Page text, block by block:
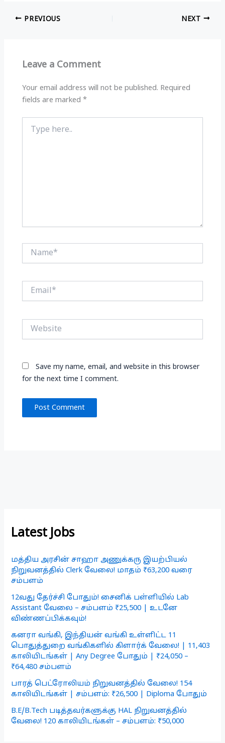
at
s
p
e
g
m o
k
PREVIOUS NEXT
Leave a Comment
Your email address will not be published. Required
fields are marked*
here..
Name*
Email*
Website
Save my name, email, and website in this browser
for the next time I comment.
Latest Jobs
மத்திய அரசின் சாஹா அணுக்கரு இயற்பியல்
நிறுவனத்தில் Clerk வேலை! மாதம் ₹63,200 வரை
சம்பளம்
12வது தேர்ச்சி போதும்! சைனிக் பள்ளியில் Lab
Assistant வேலை – சம்பளம் ₹25,500 | உடனே
விண்ணப்பிக்கவும்!
கனரா வங்கி, இந்தியன் வங்கி உள்ளிட்ட 11
பொதுத்துறை வங்கிகளில் கிளார்க் வேலை! | 11,403
காலியிடங்கள் | Any Degree போதும் | ₹24,050 –
₹64,480 சம்பளம்
பாரத் பெட்ரோலியம் நிறுவனத்தில் வேலை! 154
காலியிடங்கள் | சம்பளம்: ₹26,500 | Diploma போதும்
B.E/B.Tech படித்தவர்களுக்கு HAL நிறுவனத்தில்
வேலை! 120 காலியிடங்கள் – சம்பளம்: ₹50,000